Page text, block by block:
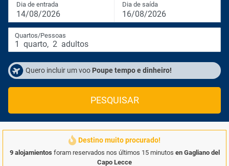
Dia de entrada
14/08/2026
Dia de saída
16/08/2026
Quartos/Pessoas
1 quarto, 2 adultos
Quero incluir um voo Poupe tempo e dinheiro!
PESQUISAR
Destino muito procurado!
9 alojamientos foram reservados nos últimos 15 minutos en Gagliano del
Capo Lecce